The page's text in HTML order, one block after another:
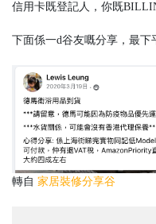
信用卡既登記人，你既
下面係一d谷友嘅分享，最下
轉自 家居裝修分享谷